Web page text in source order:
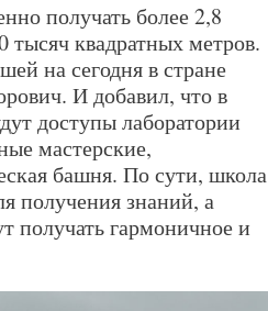
получать более 2,8
тысяч квадратных метров.
на сегодня в стране
И добавил, что в
доступы лаборатории
мастерские,
башня. По сути, школа
получения знаний, а
получать гармоничное и